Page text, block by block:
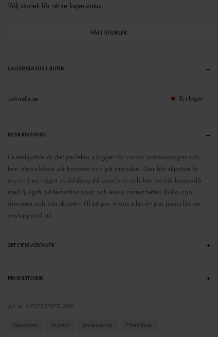
Välj storlek för att se lagerstatus.
VÄLJ STORLEK
LAGERSTATUS I BUTIK –
Johnells.se Ej i lager
BESKRIVNING –
Linneskjortan är det perfekta plagget för varma sommardagar och
kan bäras både på kontoret och på stranden. Den här skjortan är
skuren i en något skräddarsydd passform och har en slät knappslå
med ljusgrå pärlemorknappar och enkla manschetter. Rulla upp
ärmarna och bär skjortan till ett par shorts eller ett par jeans för en
avslappnad stil.
SPECIFIKATIONER +
PRISHISTORIK +
Art.nr. 6752217970-380
Stenströms Skjortor Linneskjortor Fitted Body